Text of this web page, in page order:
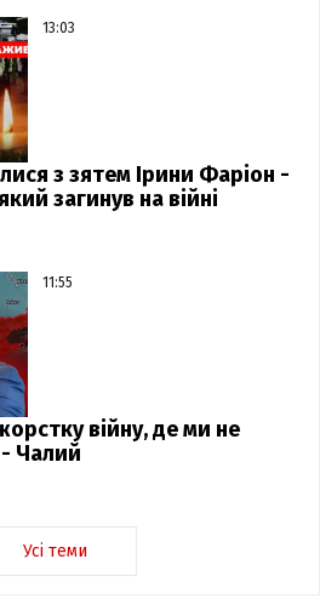
13:03
з зятем Ірини Фаріон -
загинув на війні
11:55
війну, де ми не
Чалий
Усі теми